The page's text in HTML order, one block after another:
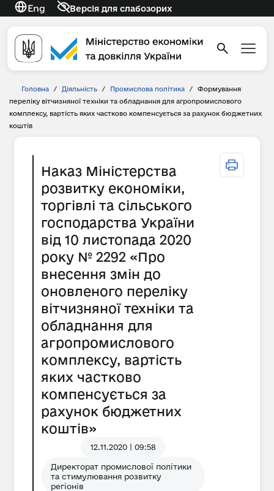
Eng Версія для слабозорих
Головна / Діяльність / Промислова політика /
Формування
переліку вітчизняної техніки та обладнання для агропромислового
комплексу, вартість яких частково компенсується за рахунок бюджетних
коштів
Наказ Міністерства
розвитку економіки,
торгівлі та сільського
господарства України
від 10 листопада 2020
року № 2292 «Про
внесення змін до
оновленого переліку
вітчизняної техніки та
обладнання для
агропромислового
комплексу, вартість
яких частково
компенсується за
рахунок бюджетних
коштів»
12.11.2020 | 09:58
Директорат промислової політики
та стимулювання розвитку
регіонів